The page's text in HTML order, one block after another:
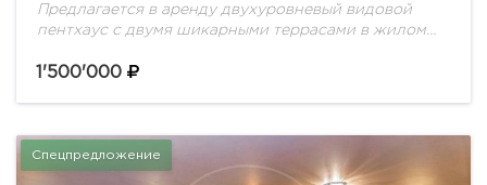
Предлагается в аренду двухуровневый видовой
пентхаус с двумя шикарными террасами в жилом
Арбате.Планировка 1-го этажа: гостиная с выходом
1'500'000
Спецпредложение